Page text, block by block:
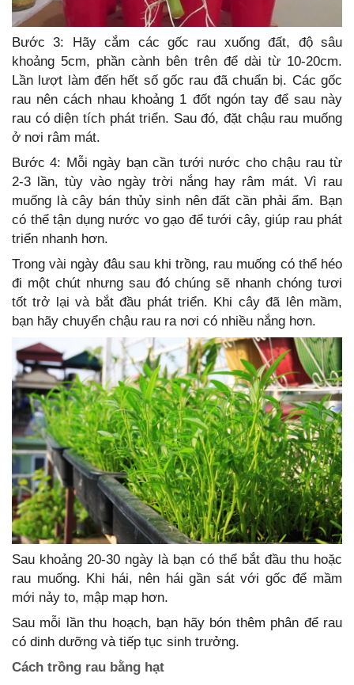
Bước 3: Hãy cắm các gốc rau xuống đất, độ sâu
khoảng 5cm, phần cành bên trên để dài từ 10-20cm.
Lần lượt làm đến hết số gốc rau đã chuẩn bị. Các gốc
rau nên cách nhau khoảng 1 đốt ngón tay để sau này
rau có diện tích phát triển. Sau đó, đặt chậu rau muống
ở nơi râm mát.
Bước 4: Mỗi ngày bạn cần tưới nước cho chậu rau từ
2-3 lần, tùy vào ngày trời nắng hay râm mát. Vì rau
muống là cây bán thủy sinh nên đất cần phải ẩm. Bạn
có thể tận dụng nước vo gạo để tưới cây, giúp rau phát
triển nhanh hơn.
Trong vài ngày đâu sau khi trồng, rau muống có thể héo
đi một chút nhưng sau đó chúng sẽ nhanh chóng tươi
tốt trở lại và bắt đầu phát triển. Khi cây đã lên mầm,
bạn hãy chuyển chậu rau ra nơi có nhiều nắng hơn.
Sau khoảng 20-30 ngày là bạn có thể bắt đầu thu hoặc
rau muống. Khi hái, nên hái gần sát với gốc để mầm
mới nảy to, mập mạp hơn.
Sau mỗi lần thu hoạch, bạn hãy bón thêm phân để rau
có dinh dưỡng và tiếp tục sinh trưởng.
Cách trồng rau bằng hạt